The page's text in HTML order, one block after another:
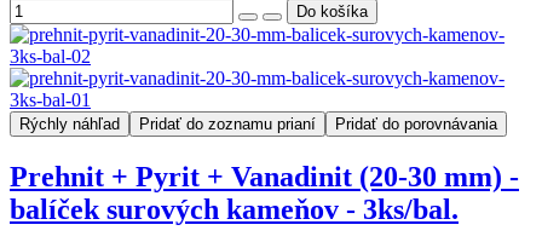
Rýchly náhľad Pridať do zoznamu prianí Pridať do porovnávania
Prehnit + Pyrit + Vanadinit (20-30 mm) -
balíček surových kameňov - 3ks/bal.